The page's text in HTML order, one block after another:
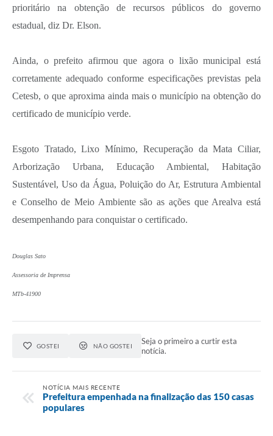
prioritário na obtenção de recursos públicos do governo
estadual, diz Dr. Elson.
Ainda, o prefeito afirmou que agora o lixão municipal está
corretamente adequado conforme especificações previstas pela
Cetesb, o que aproxima ainda mais o município na obtenção do
certificado de município verde.
Esgoto Tratado, Lixo Mínimo, Recuperação da Mata Ciliar,
Arborização Urbana, Educação Ambiental, Habitação
Sustentável, Uso da Água, Poluição do Ar, Estrutura Ambiental
e Conselho de Meio Ambiente são as ações que Arealva está
desempenhando para conquistar o certificado.
Douglas Sato
Assessoria de Imprensa
MTb-41900
GOSTEI NÃO GOSTEI
Seja o primeiro a curtir esta
notícia.
NOTÍCIA MAIS RECENTE
Prefeitura empenhada na finalização das 150 casas
populares